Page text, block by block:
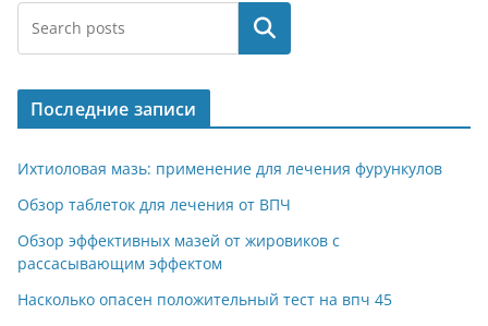
Поиск
Последние записи
Ихтиоловая мазь: применение для лечения фурункулов
Обзор таблеток для лечения от ВПЧ
Обзор эффективных мазей от жировиков с
рассасывающим эффектом
Насколько опасен положительный тест на впч 45